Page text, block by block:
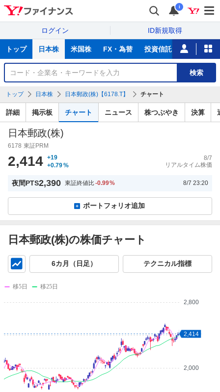
i
ログイン ID新規取得
サ
トップ 日本株 米国株 FX・為替 投資信託 ニュース
銘
検
索
検索
トップ 日本株 日本郵政(株)【6178.T】 チャート
詳細 掲示板 チャート ニュース 株つぶやき 決算
日本郵政(株)
6178 東証PRM
2,414 +19
+0.79%
8/7
リアルタイム株価
夜間PTS2,390 東証終値比-0.99% 8/7 23:20
ポートフォリオ追加
日本郵政(株)の株価チャート
6カ月（日足） テクニカル指標
2,000
2,400
2,800
2,414
移5日 移25日